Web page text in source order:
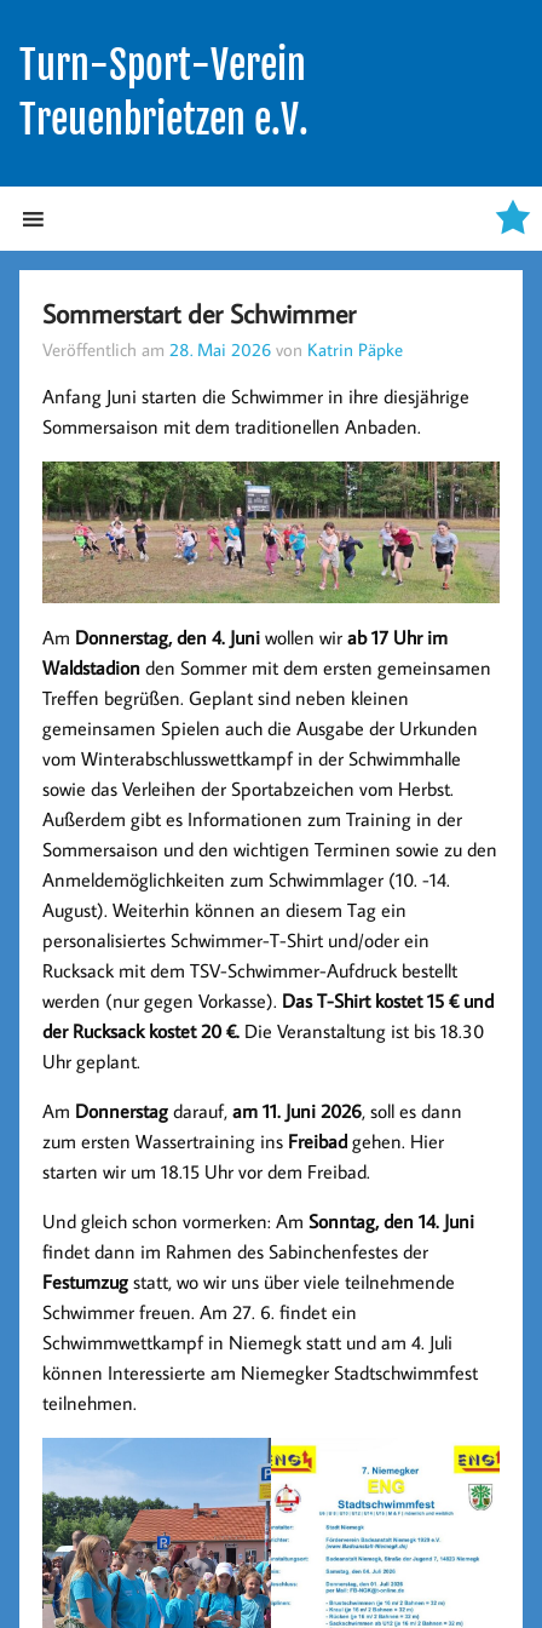
Turn-Sport-Verein
Treuenbrietzen e.V.
Sommerstart der Schwimmer
Veröffentlich am 28. Mai 2026 von Katrin Päpke
Anfang Juni starten die Schwimmer in ihre diesjährige
Sommersaison mit dem traditionellen Anbaden.
Am Donnerstag, den 4. Juni wollen wirab 17 Uhr im
Waldstadion den Sommer mit dem ersten gemeinsamen
Treffen begrüßen. Geplant sind neben kleinen
gemeinsamen Spielen auch die Ausgabe der Urkunden
vom Winterabschlusswettkampf in der Schwimmhalle
sowie das Verleihen der Sportabzeichen vom Herbst.
Außerdem gibt es Informationen zum Training in der
Sommersaison und den wichtigen Terminen sowie zu den
Anmeldemöglichkeiten zum Schwimmlager (10. -14.
August). Weiterhin können an diesem Tag ein
personalisiertes Schwimmer-T-Shirt und/oder ein
Rucksack mit dem TSV-Schwimmer-Aufdruck bestellt
werden (nur gegen Vorkasse). Das T-Shirt kostet 15 € und
der Rucksack kostet 20 €. Die Veranstaltung ist bis 18.30
Uhr geplant.
Am Donnerstagdarauf, am 11. Juni 2026, soll es dann
zum ersten Wassertraining ins Freibad gehen. Hier
starten wir um 18.15 Uhr vor dem Freibad.
Und gleich schon vormerken: AmSonntag, den 14. Juni
findet dann im Rahmen des Sabinchenfestes der
Festumzug statt, wo wir uns über viele teilnehmende
Schwimmer freuen. Am 27. 6. findet ein
Schwimmwettkampf in Niemegk statt und am 4. Juli
können Interessierte am Niemegker Stadtschwimmfest
teilnehmen.